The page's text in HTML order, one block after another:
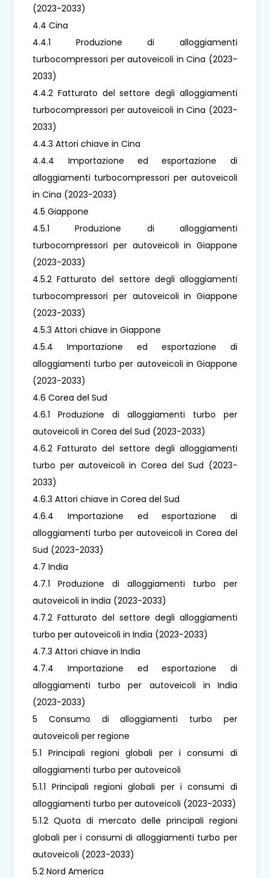
(2023-2033)
4.4 Cina
4.4.1 Produzione di alloggiamenti
turbocompressori per autoveicoli in Cina (2023-
2033)
4.4.2 Fatturato del settore degli alloggiamenti
turbocompressori per autoveicoli in Cina (2023-
2033)
4.4.3 Attori chiave in Cina
4.4.4 Importazione ed esportazione di
alloggiamenti turbocompressori per autoveicoli
in Cina (2023-2033)
4.5 Giappone
4.5.1 Produzione di alloggiamenti
turbocompressori per autoveicoli in Giappone
(2023-2033)
4.5.2 Fatturato del settore degli alloggiamenti
turbocompressori per autoveicoli in Giappone
(2023-2033)
4.5.3 Attori chiave in Giappone
4.5.4 Importazione ed esportazione di
alloggiamenti turbo per autoveicoli in Giappone
(2023-2033)
4.6 Corea del Sud
4.6.1 Produzione di alloggiamenti turbo per
autoveicoli in Corea del Sud (2023-2033)
4.6.2 Fatturato del settore degli alloggiamenti
turbo per autoveicoli in Corea del Sud (2023-
2033)
4.6.3 Attori chiave in Corea del Sud
4.6.4 Importazione ed esportazione di
alloggiamenti turbo per autoveicoli in Corea del
Sud (2023-2033)
4.7 India
4.7.1 Produzione di alloggiamenti turbo per
autoveicoli in India (2023-2033)
4.7.2 Fatturato del settore degli alloggiamenti
turbo per autoveicoli in India (2023-2033)
4.7.3 Attori chiave in India
4.7.4 Importazione ed esportazione di
alloggiamenti turbo per autoveicoli in India
(2023-2033)
5 Consumo di alloggiamenti turbo per
autoveicoli per regione
5.1 Principali regioni globali per i consumi di
alloggiamenti turbo per autoveicoli
5.1.1 Principali regioni globali per i consumi di
alloggiamenti turbo per autoveicoli (2023-2033)
5.1.2 Quota di mercato delle principali regioni
globali per i consumi di alloggiamenti turbo per
autoveicoli (2023-2033)
5.2 Nord America